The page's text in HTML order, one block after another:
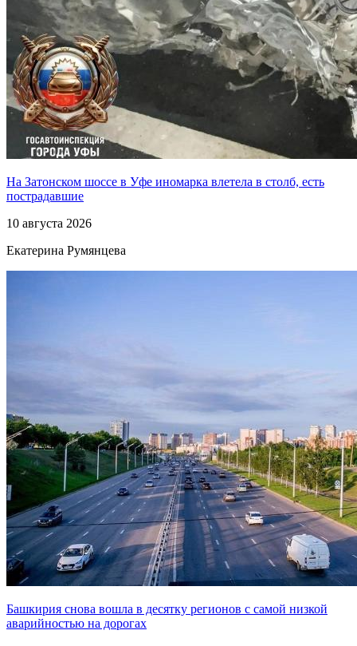
На Затонском шоссе в Уфе иномарка влетела в столб, есть
пострадавшие
10 августа 2026
Екатерина Румянцева
Башкирия снова вошла в десятку регионов с самой низкой
аварийностью на дорогах